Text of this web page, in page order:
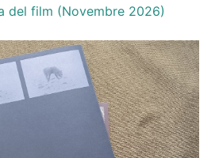
del film (Novembre 2026)